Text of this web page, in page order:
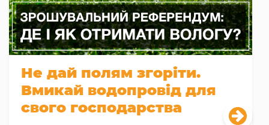
Не дай полям згоріти.
Вмикай водопровід для
свого господарства